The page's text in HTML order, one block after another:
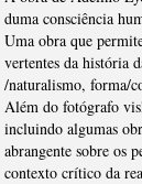
duma consciência
Uma obra que
vertentes da história
/naturalismo, forma/
Além do fotógrafo
incluindo algumas
abrangente sobre os
contexto crítico da